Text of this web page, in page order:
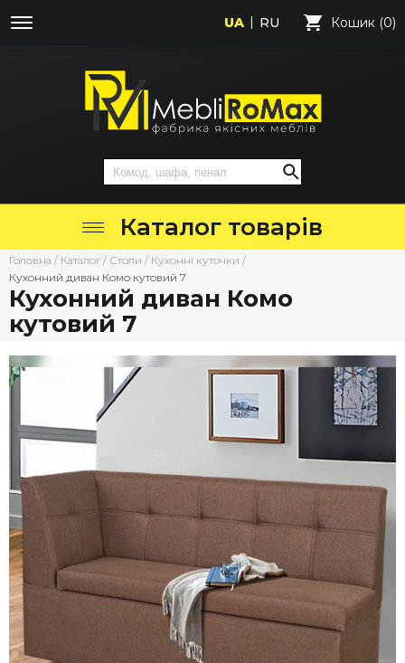
UA RU Кошик (0)
Каталог товарів
Головна / Каталог / Столи / Кухонні куточки /
Кухонний диван Комо кутовий 7
Кухонний диван Комо
кутовий 7